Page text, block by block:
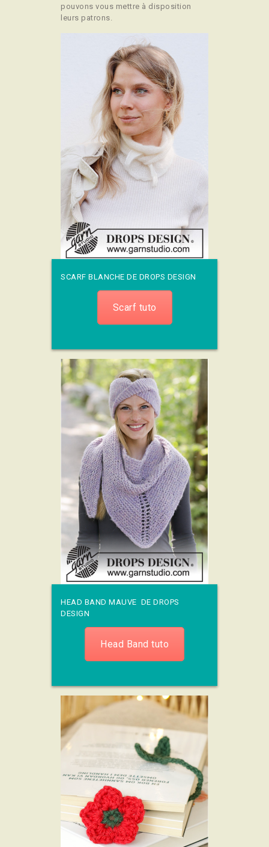
pouvons vous mettre à disposition
leurs patrons.
SCARF BLANCHE DE DROPS DESIGN
Scarf tuto
HEAD BAND MAUVE DE DROPS
DESIGN
Head Band tuto